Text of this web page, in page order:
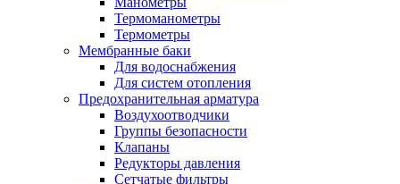
Термоманометры
Термометры
Мембранные баки
Для водоснабжения
Для систем отопления
Предохранительная арматура
Воздухоотводчики
Группы безопасности
Клапаны
Редукторы давления
Сетчатые фильтры